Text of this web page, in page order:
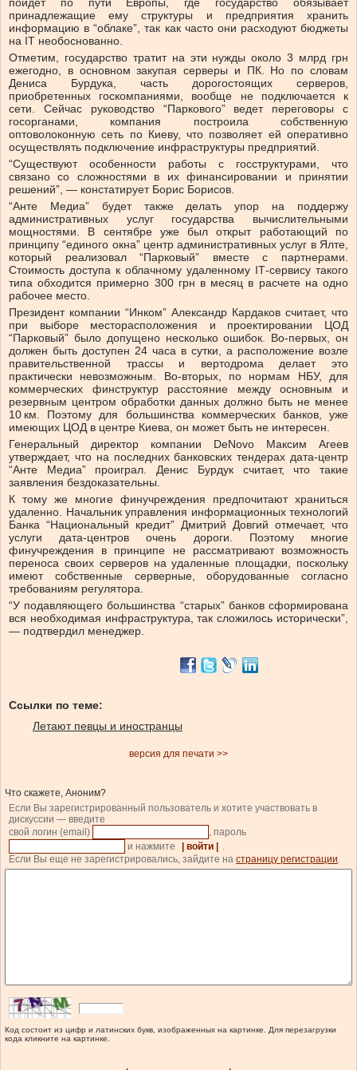
пойдет по пути Европы, где государство обязывает
принадлежащие ему структуры и предприятия хранить
информацию в “облаке”, так как часто они расходуют бюджеты
на IТ необоснованно.
Отметим, государство тратит на эти нужды около 3 млрд грн
ежегодно, в основном закупая серверы и ПК. Но по словам
Дениса Бурдука, часть дорогостоящих серверов,
приобретенных госкомпаниями, вообще не подключается к
сети. Сейчас руководство “Паркового” ведет переговоры с
госорганами, компания построила собственную
оптоволоконную сеть по Киеву, что позволяет ей оперативно
осуществлять подключение инфраструктуры предприятий.
“Существуют особенности работы с госструктурами, что
связано со сложностями в их финансировании и принятии
решений”, — констатирует Борис Борисов.
“Анте Медиа” будет также делать упор на поддержу
административных услуг государства вычислительными
мощностями. В сентябре уже был открыт работающий по
принципу “единого окна” центр административных услуг в Ялте,
который реализовал “Парковый” вместе с партнерами.
Стоимость доступа к облачному удаленному IТ-сервису такого
типа обходится примерно 300 грн в месяц в расчете на одно
рабочее место.
Президент компании “Инком” Александр Кардаков считает, что
при выборе месторасположения и проектировании ЦОД
“Парковый” было допущено несколько ошибок. Во-первых, он
должен быть доступен 24 часа в сутки, а расположение возле
правительственной трассы и вертодрома делает это
практически невозможным. Во-вторых, по нормам НБУ, для
коммерческих финструктур расстояние между основным и
резервным центром обработки данных должно быть не менее
10 км. Поэтому для большинства коммерческих банков, уже
имеющих ЦОД в центре Киева, он может быть не интересен.
Генеральный директор компании DeNovo Максим Агеев
утверждает, что на последних банковских тендерах дата-центр
“Анте Медиа” проиграл. Денис Бурдук считает, что такие
заявления бездоказательны.
К тому же многие финучреждения предпочитают храниться
удаленно. Начальник управления информационных технологий
Банка “Национальный кредит” Дмитрий Довгий отмечает, что
услуги дата-центров очень дороги. Поэтому многие
финучреждения в принципе не рассматривают возможность
переноса своих серверов на удаленные площадки, поскольку
имеют собственные серверные, оборудованные согласно
требованиям регулятора.
“У подавляющего большинства “старых” банков сформирована
вся необходимая инфраструктура, так сложилось исторически”,
— подтвердил менеджер.
Ссылки по теме:
Летают певцы и иностранцы
версия для печати >>
Что скажете, Аноним?
Если Вы зарегистрированный пользователь и хотите участвовать в
дискуссии — введите
свой логин (email)
, пароль
и нажмите
| войти |
.
Если Вы еще не зарегистрировались, зайдите на страницу регистрации.
Код состоит из цифр и латинских букв, изображенных на картинке. Для перезагрузки
кода кликните на картинке.